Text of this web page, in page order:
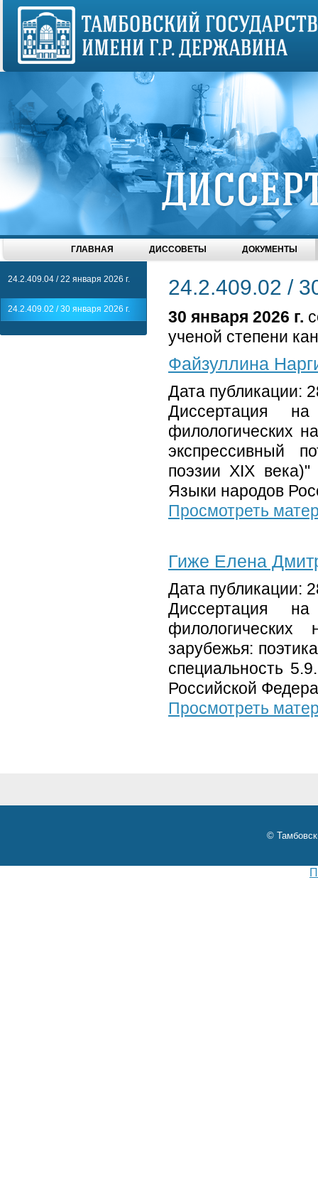
ГЛАВНАЯ ДИССОВЕТЫ ДОКУМЕНТЫ
24.2.409.04 / 22 января 2026 г.
24.2.409.02 / 30 января 2026 г.
24.2.409.02 /
30 января 2026 г.
ученой степени
Файзуллина
Дата публикации:
Диссертация
филологических
экспрессивный
поэзии XIX века)"
Языки народов
Просмотреть
Гиже Елена
Дата публикации:
Диссертация
зарубежья:
специальность
Российской
Просмотреть
©